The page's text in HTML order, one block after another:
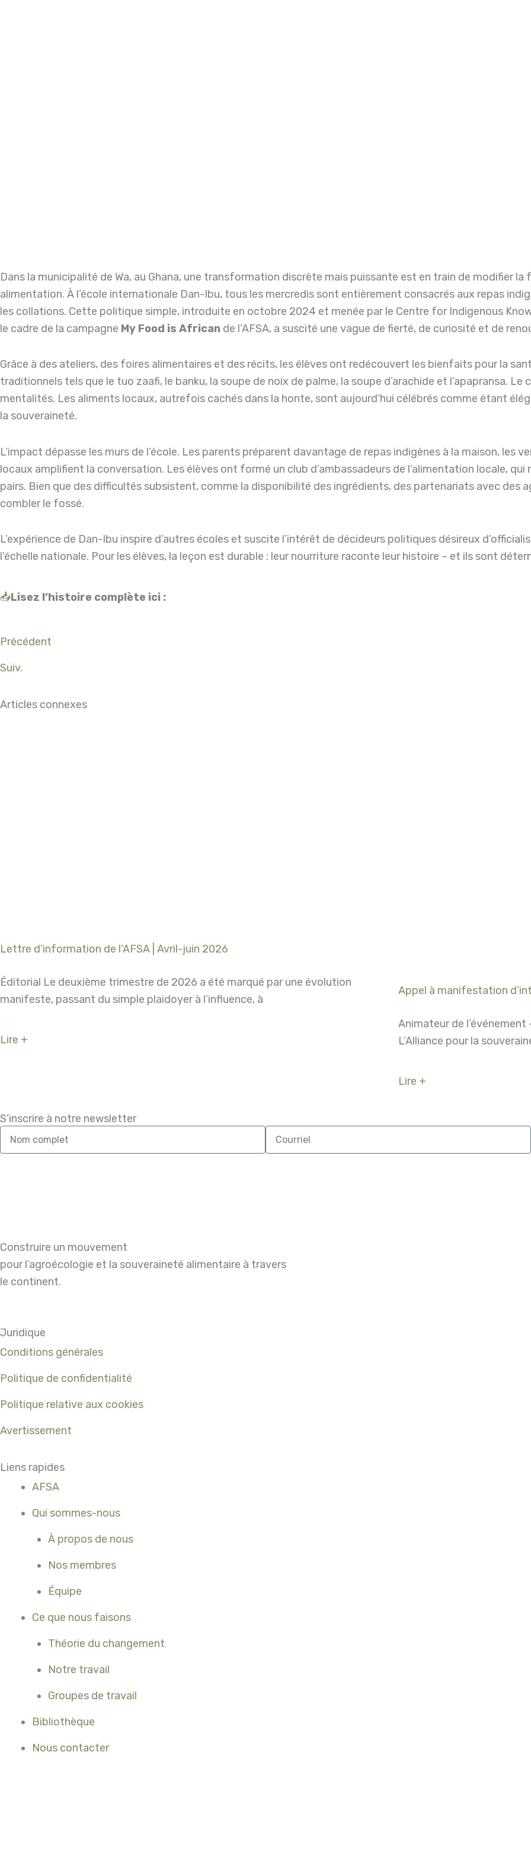
Dans la municipalité de Wa, au Ghana, une transformation discrète mais puissante est en train de modifier
alimentation. À l’école internationale Dan-Ibu, tous les mercredis sont entièrement consacrés aux repas
les collations. Cette politique simple, introduite en octobre 2024 et menée par le Centre for Indigenous
le cadre de la campagne My Food is African de l’AFSA, a suscité une vague de fierté, de curiosité et de
Grâce à des ateliers, des foires alimentaires et des récits, les élèves ont redécouvert les bienfaits pour la
traditionnels tels que le tuo zaafi, le banku, la soupe de noix de palme, la soupe d’arachide et l’apapransa.
mentalités. Les aliments locaux, autrefois cachés dans la honte, sont aujourd’hui célébrés comme étant
la souveraineté.
L’impact dépasse les murs de l’école. Les parents préparent davantage de repas indigènes à la maison,
locaux amplifient la conversation. Les élèves ont formé un club d’ambassadeurs de l’alimentation locale,
pairs. Bien que des difficultés subsistent, comme la disponibilité des ingrédients, des partenariats avec
combler le fossé.
L’expérience de Dan-Ibu inspire d’autres écoles et suscite l’intérêt de décideurs politiques désireux
l’échelle nationale. Pour les élèves, la leçon est durable : leur nourriture raconte leur histoire – et ils sont
📥Lisez l’histoire complète ici :
Précédent
Suiv.
Articles connexes
Lettre d’information de l’AFSA | Avril-juin 2026
Éditorial Le deuxième trimestre de 2026 a été marqué par une évolution
manifeste, passant du simple plaidoyer à l’influence, à
Lire +
Appel à manifestation
Animateur de
L’Alliance pour la
Lire +
S’inscrire à notre newsletter
Nom
complet
Courriel
Construire un mouvement
pour l’agroécologie et la souveraineté alimentaire à travers
le continent.
Juridique
Conditions générales
Politique de confidentialité
Politique relative aux cookies
Avertissement
Liens rapides
AFSA
Qui sommes-nous
À propos de nous
Nos membres
Équipe
Ce que nous faisons
Théorie du changement
Notre travail
Groupes de travail
Bibliothèque
Nous contacter